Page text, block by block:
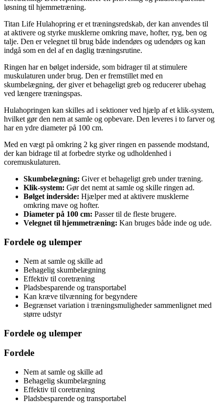
løsning til hjemmetræning.
Titan Life Hulahopring er et træningsredskab, der kan anvendes til
at aktivere og styrke musklerne omkring mave, hofter, ryg, ben og
talje. Den er velegnet til brug både indendørs og udendørs og kan
indgå som en del af en daglig træningsrutine.
Ringen har en bølget inderside, som bidrager til at stimulere
muskulaturen under brug. Den er fremstillet med en
skumbelægning, der giver et behageligt greb og reducerer ubehag
ved længere træningspas.
Hulahopringen kan skilles ad i sektioner ved hjælp af et klik-system,
hvilket gør den nem at samle og opbevare. Den leveres i to farver og
har en ydre diameter på 100 cm.
Med en vægt på omkring 2 kg giver ringen en passende modstand,
der kan bidrage til at forbedre styrke og udholdenhed i
coremuskulaturen.
Skumbelægning: Giver et behageligt greb under træning.
Klik-system: Gør det nemt at samle og skille ringen ad.
Bølget inderside: Hjælper med at aktivere musklerne
omkring mave og hofter.
Diameter på 100 cm: Passer til de fleste brugere.
Velegnet til hjemmetræning: Kan bruges både inde og ude.
Fordele og ulemper
Nem at samle og skille ad
Behagelig skumbelægning
Effektiv til coretræning
Pladsbesparende og transportabel
Kan kræve tilvænning for begyndere
Begrænset variation i træningsmuligheder sammenlignet med
større udstyr
Fordele og ulemper
Fordele
Nem at samle og skille ad
Behagelig skumbelægning
Effektiv til coretræning
Pladsbesparende og transportabel